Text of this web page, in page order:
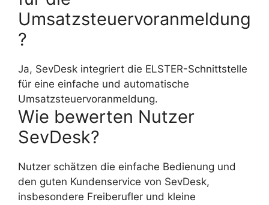
Umsatzsteuervoranmeldung
?
Ja, SevDesk integriert die ELSTER-Schnittstelle
für eine einfache und automatische
Umsatzsteuervoranmeldung.
Wie bewerten Nutzer
SevDesk?
Nutzer schätzen die einfache Bedienung und
den guten Kundenservice von SevDesk,
insbesondere Freiberufler und kleine